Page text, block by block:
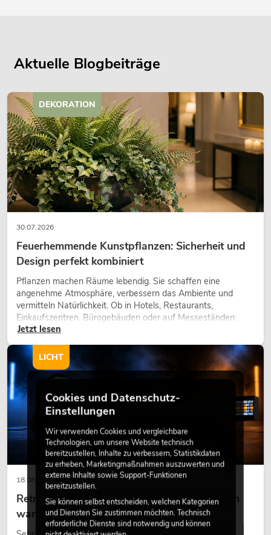
Aktuelle Blogbeiträge
30.07.2026
Feuerhemmende Kunstpflanzen: Sicherheit und
Design perfekt kombiniert
Pflanzen machen Räume lebendig. Sie schaffen eine
angenehme Atmosphäre, verbessern das Ambiente und
vermitteln Natürlichkeit. Ob in Hotels, Restaurants,
Einkaufszentren, Bürogebäuden oder auf Messeständen:
eine hochwertige Begrünung gehört heute längst zum
modernen Raumkonzept.
Jetzt lesen
DEKORATION
18.06.2026
Retro-Licht im modernen Lichtdesign: Warum
warmes Licht wieder wirkt
LICHT
Cookies und Datenschutz-
Einstellungen
Wir verwenden Cookies und vergleichbare
Technologien, um unsere Website technisch
bereitzustellen, Inhalte zu verbessern, Statistikdaten
zu erheben, Marketingmaßnahmen auszuwerten und
externe Inhalte sowie Support-Funktionen
bereitzustellen.
Sie können selbst entscheiden, welchen Kategorien
und Diensten Sie zustimmen möchten. Technisch
erforderliche Dienste sind notwendig und können